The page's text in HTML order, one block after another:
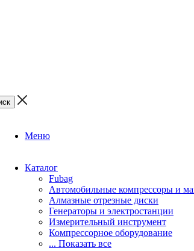
Меню
Каталог
Fubag
Автомобильные компрессоры и
Алмазные отрезные диски
Генераторы и электростанции
Измерительный инструмент
Компрессорное оборудование
... Показать все